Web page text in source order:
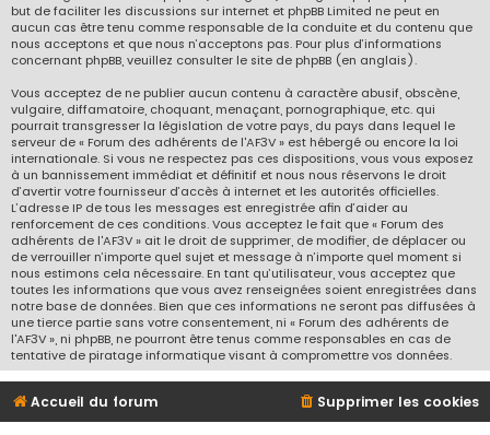
but de faciliter les discussions sur internet et phpBB Limited ne peut en
aucun cas être tenu comme responsable de la conduite et du contenu que
nous acceptons et que nous n’acceptons pas. Pour plus d’informations
concernant phpBB, veuillez consulter le site de phpBB (en anglais).
Vous acceptez de ne publier aucun contenu à caractère abusif, obscène,
vulgaire, diffamatoire, choquant, menaçant, pornographique, etc. qui
pourrait transgresser la législation de votre pays, du pays dans lequel le
serveur de « Forum des adhérents de l'AF3V » est hébergé ou encore la loi
internationale. Si vous ne respectez pas ces dispositions, vous vous exposez
à un bannissement immédiat et définitif et nous nous réservons le droit
d’avertir votre fournisseur d’accès à internet et les autorités officielles.
L’adresse IP de tous les messages est enregistrée afin d’aider au
renforcement de ces conditions. Vous acceptez le fait que « Forum des
adhérents de l'AF3V » ait le droit de supprimer, de modifier, de déplacer ou
de verrouiller n’importe quel sujet et message à n’importe quel moment si
nous estimons cela nécessaire. En tant qu’utilisateur, vous acceptez que
toutes les informations que vous avez renseignées soient enregistrées dans
notre base de données. Bien que ces informations ne seront pas diffusées à
une tierce partie sans votre consentement, ni « Forum des adhérents de
l'AF3V », ni phpBB, ne pourront être tenus comme responsables en cas de
tentative de piratage informatique visant à compromettre vos données.
Accueil du forum Supprimer les cookies